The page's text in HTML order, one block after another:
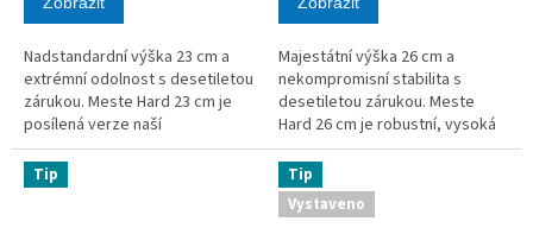
Nadstandardní výška 23 cm a
extrémní odolnost s desetiletou
zárukou. Meste Hard 23 cm je
posílená verze naší
nejoblíbenější matrace, určená
pro ty, kteří hledají tuhé lůžko s
vyšším profilem. Jádro z...
Majestátní výška 26 cm a
nekompromisní stabilita s
desetiletou zárukou. Meste
Hard 26 cm je robustní, vysoká
matrace navržená pro ty, kteří
vyžadují tuhou oporu a
maximální komfort při vstávání.
Jádro z...
Tip
Tip
Vystaveno